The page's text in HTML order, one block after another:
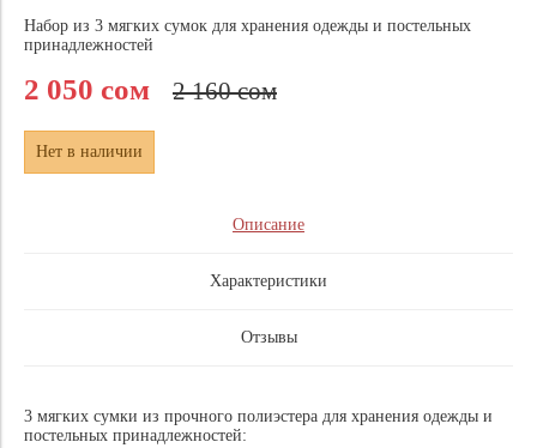
Набор из 3 мягких сумок для хранения одежды и постельных
принадлежностей
2 050 сом 2 160 сом
Нет в наличии
Описание
Характеристики
Отзывы
3 мягких сумки из прочного полиэстера для хранения одежды и
постельных принадлежностей: